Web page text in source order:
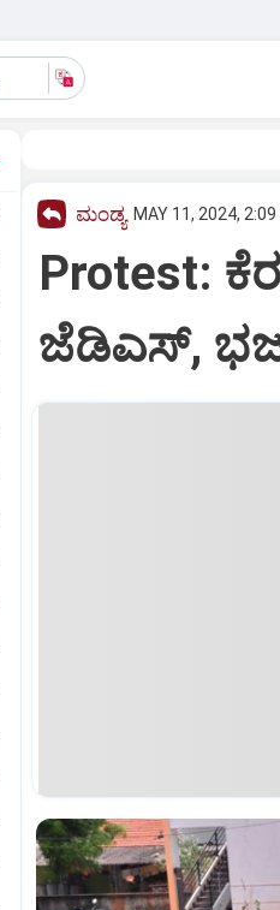
ಮಂಡ್ಯ MAY 11, 2024,
Protest:
ಜೆಡಿಎಸ್,